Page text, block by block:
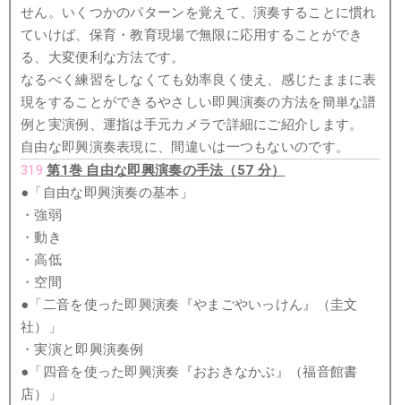
せん。いくつかのパターンを覚えて、演奏することに慣れ
ていけば、保育・教育現場で無限に応用することができ
る、大変便利な方法です。
なるべく練習をしなくても効率良く使え、感じたままに表
現をすることができるやさしい即興演奏の方法を簡単な譜
例と実演例、運指は手元カメラで詳細にご紹介します。
自由な即興演奏表現に、間違いは一つもないのです。
319 第1巻 自由な即興演奏の手法（57 分）
●「自由な即興演奏の基本」
・強弱
・動き
・高低
・空間
●「二音を使った即興演奏『やまごやいっけん』（圭文
社）」
・実演と即興演奏例
●「四音を使った即興演奏『おおきなかぶ』（福音館書
店）」